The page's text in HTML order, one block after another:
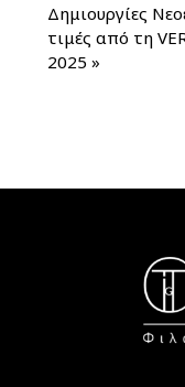
Δημιουργίες
τιμές από τη
2025 »